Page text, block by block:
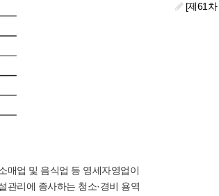
매업 및 음식업 등 영세자영업이
관리에 종사하는 청소·경비 용역
[제61차 정기